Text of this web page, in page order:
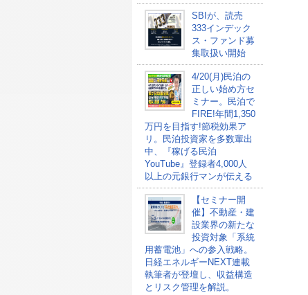
SBIが、読売
333インデック
ス・ファンド募
集取扱い開始
4/20(月)民泊の
正しい始め方セ
ミナー。民泊で
FIRE!年間1,350
万円を目指す!節税効果ア
リ。民泊投資家を多数輩出
中、『稼げる民泊
YouTube』登録者4,000人
以上の元銀行マンが伝える
【セミナー開
催】不動産・建
設業界の新たな
投資対象「系統
用蓄電池」への参入戦略。
日経エネルギーNEXT連載
執筆者が登壇し、収益構造
とリスク管理を解説。